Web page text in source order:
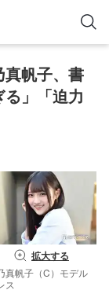
真帆子、書
」「迫力
拡大する
真帆子（C）モデル
ス